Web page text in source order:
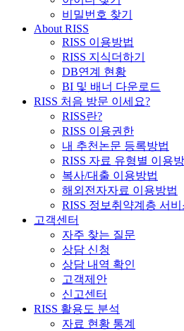
비밀번호 찾기
About RISS
RISS 이용방법
RISS 지식더하기
DB연계 현황
BI 및 배너 다운로드
RISS 처음 방문 이세요?
RISS란?
RISS 이용권한
내 추천논문 등록방법
RISS 자료 유형별 이용
복사/대출 이용방법
해외전자자료 이용방법
RISS 정보취약계층 서
고객센터
자주 찾는 질문
상담 신청
상담 내역 확인
고객제안
신고센터
RISS 활용도 분석
자료 현황 통계